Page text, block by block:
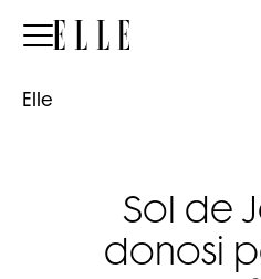
Elle
Elle
Sol de
donosi